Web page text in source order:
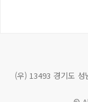
(우) 13493 경기도